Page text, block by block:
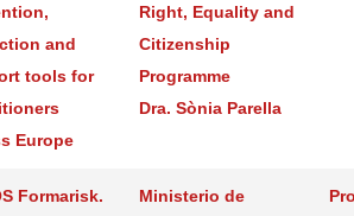
and
tools for
Europe
Right, Equality and
Citizenship
Programme
Dra. Sònia Parella
Formarisk.
Ministerio de